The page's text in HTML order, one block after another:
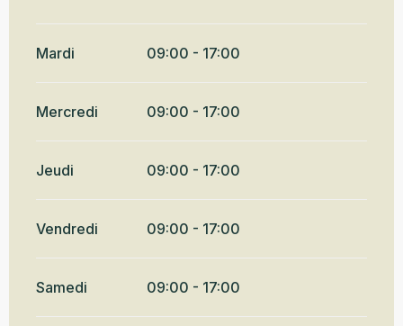
Mardi 09:00 - 17:00
Mercredi 09:00 - 17:00
Jeudi 09:00 - 17:00
Vendredi 09:00 - 17:00
Samedi 09:00 - 17:00